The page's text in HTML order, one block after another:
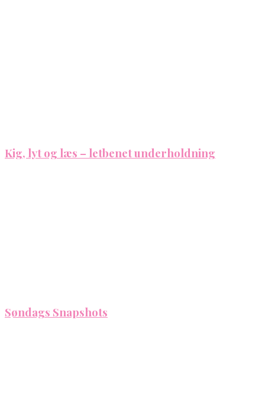
Kig, lyt og læs – letbenet underholdning
Søndags Snapshots